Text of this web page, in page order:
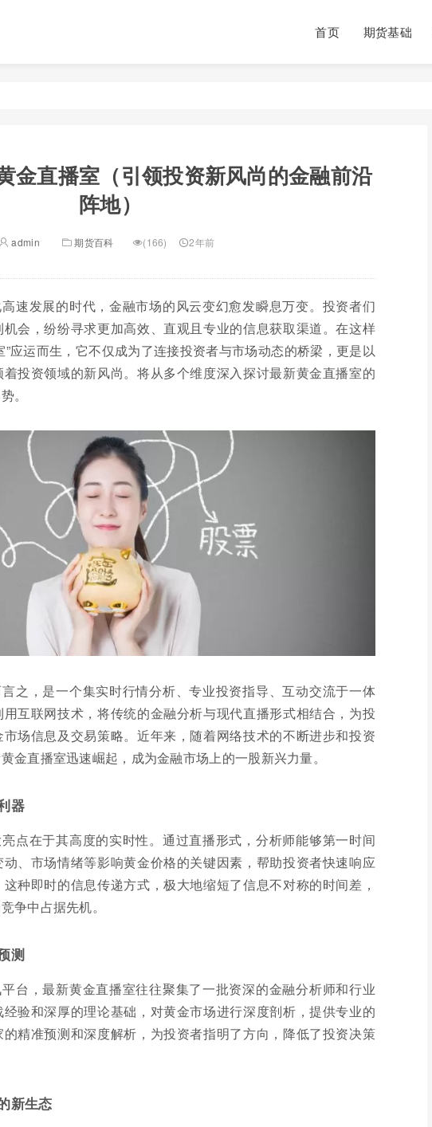
首页 期货基础
金直播室（引领投资新风尚的金融前沿
阵地）
admin 期货百科 (166) 2年前
速发展的时代，金融市场的风云变幻愈发瞬息万变。投资者们
会，纷纷寻求更加高效、直观且专业的信息获取渠道。在这样
”应运而生，它不仅成为了连接投资者与市场动态的桥梁，更是以
投资领域的新风尚。将从多个维度深入探讨最新黄金直播室的
。
之，是一个集实时行情分析、专业投资指导、互动交流于一体
互联网技术，将传统的金融分析与现代直播形式相结合，为投
场信息及交易策略。近年来，随着网络技术的不断进步和投资
金直播室迅速崛起，成为金融市场上的一股新兴力量。
器
点在于其高度的实时性。通过直播形式，分析师能够第一时间
、市场情绪等影响黄金价格的关键因素，帮助投资者快速响应
种即时的信息传递方式，极大地缩短了信息不对称的时间差，
争中占据先机。
测
台，最新黄金直播室往往聚集了一批资深的金融分析师和行业
验和深厚的理论基础，对黄金市场进行深度剖析，提供专业的
精准预测和深度解析，为投资者指明了方向，降低了投资决策
新生态